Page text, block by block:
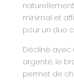
minimal et
pour un duo
Décliné avec
argenté, le
permet de